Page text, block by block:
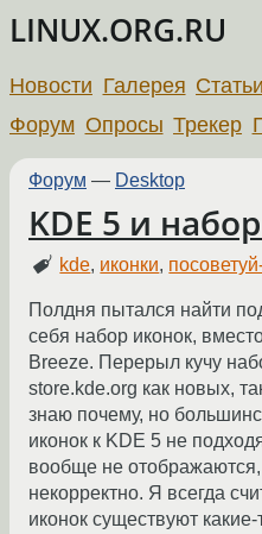
LINUX.ORG.RU
Новости Галерея Статьи
Форум Опросы Трекер
Форум — Desktop
KDE 5 и
kde, иконки,
Полдня пытался найти
себя набор иконок,
Breeze. Перерыл кучу
store.kde.org как новых,
знаю почему, но
иконок к KDE 5 не
вообще не
некорректно. Я всегда
иконок существуют